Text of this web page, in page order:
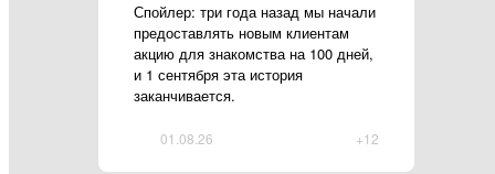
Спойлер: три года назад мы начали
предоставлять новым клиентам
акцию для знакомства на 100 дней,
и 1 сентября эта история
заканчивается.
+12
01.08.26